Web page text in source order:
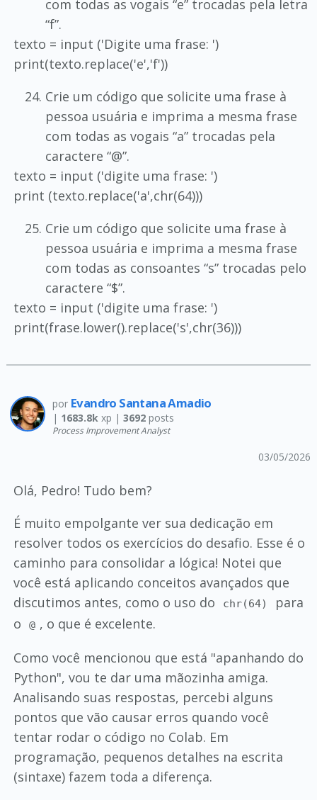
com todas as vogais “e” trocadas pela letra
“f”.
texto = input ('Digite uma frase: ')
print(texto.replace('e','f'))
Crie um código que solicite uma frase à
pessoa usuária e imprima a mesma frase
com todas as vogais “a” trocadas pela
caractere “@”.
texto = input ('digite uma frase: ')
print (texto.replace('a',chr(64)))
Crie um código que solicite uma frase à
pessoa usuária e imprima a mesma frase
com todas as consoantes “s” trocadas pelo
caractere “$”.
texto = input ('digite uma frase: ')
print(frase.lower().replace('s',chr(36)))
por Evandro Santana Amadio
| 1683.8kxp | 3692posts
Process Improvement Analyst
03/05/2026
Olá, Pedro! Tudo bem?
É muito empolgante ver sua dedicação em
resolver todos os exercícios do desafio. Esse é o
caminho para consolidar a lógica! Notei que
você está aplicando conceitos avançados que
discutimos antes, como o uso do
chr(64)
para
o
@ , o que é excelente.
Como você mencionou que está "apanhando do
Python", vou te dar uma mãozinha amiga.
Analisando suas respostas, percebi alguns
pontos que vão causar erros quando você
tentar rodar o código no Colab. Em
programação, pequenos detalhes na escrita
(sintaxe) fazem toda a diferença.